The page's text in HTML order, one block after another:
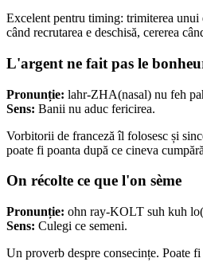
Excelent pentru timing: trimiterea
când recrutarea e deschisă, cererea
L'argent ne fait pas le
Pronunție: lahr-ZHA(nasal) nu feh
Sens: Banii nu aduc fericirea.
Vorbitorii de franceză îl folosesc și
poate fi poanta după ce cineva
On récolte ce que l'on sème
Pronunție: ohn ray-KOLT suh kuh
Sens: Culegi ce semeni.
Un proverb despre consecințe. Poate